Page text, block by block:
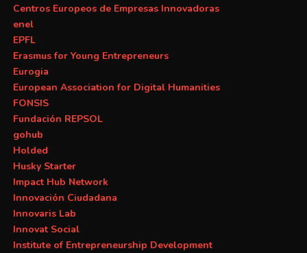
Centros Europeos de Empresas Innovadoras
enel
EPFL
Erasmus for Young Entrepreneurs
Eurogia
European Association for Digital Humanities
FONSIS
Fundación REPSOL
gohub
Holded
Husky Starter
Impact Hub Network
Innovación Ciudadana
Innovaris Lab
Innovat Social
Institute of Entrepreneurship Development